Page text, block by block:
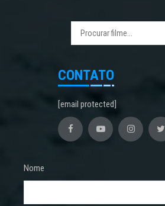
CONTATO
[email protected]
Nome